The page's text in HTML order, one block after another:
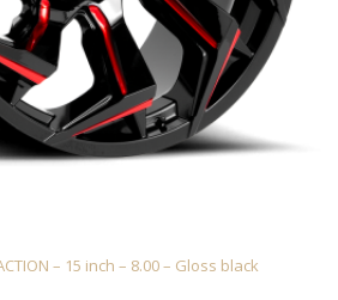
– 15 inch – 8.00 – Gloss black